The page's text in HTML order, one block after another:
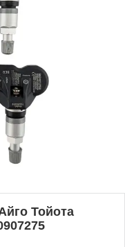
Тойота